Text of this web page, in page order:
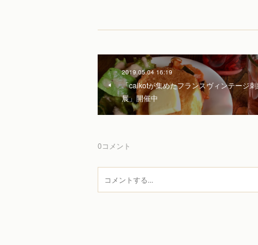
2019.05.04 16:19
「caikotが集めたフランスヴィンテージ
展」開催中
0コメント